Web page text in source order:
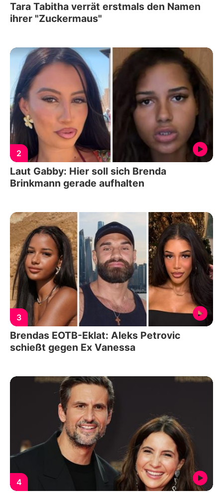
Tara Tabitha verrät erstmals den Namen
ihrer "Zuckermaus"
2
Laut Gabby: Hier soll sich Brenda
Brinkmann gerade aufhalten
3
Brendas EOTB-Eklat: Aleks Petrovic
schießt gegen Ex Vanessa
4